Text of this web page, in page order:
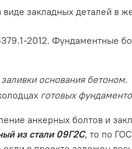
закладных деталей в
2012. Фундаментные
основания бетоном.
готовых
анкерных болтов и
из стали 09Г2С, то по